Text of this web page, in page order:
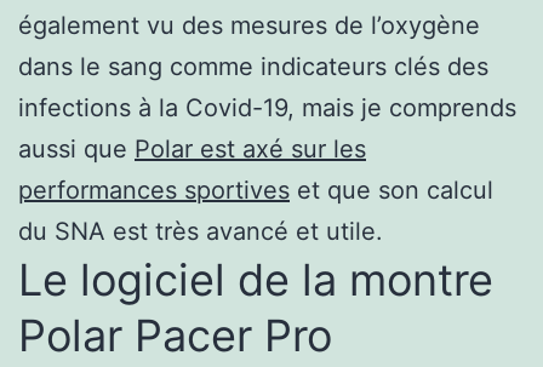
également vu des mesures de l’oxygène
dans le sang comme indicateurs clés des
infections à la Covid-19, mais je comprends
aussi que Polar est axé sur les
performances sportives et que son calcul
du SNA est très avancé et utile.
Le logiciel de la montre
Polar Pacer Pro